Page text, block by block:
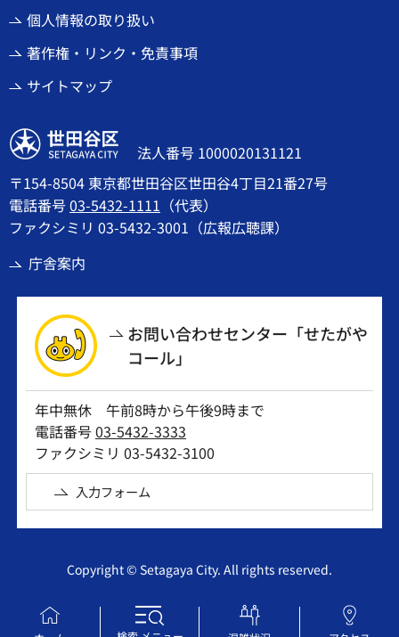
個人情報の取り扱い
著作権・リンク・免責事項
サイトマップ
世田谷区
法人番号 1000020131121
〒154-8504 東京都世田谷区世田谷4丁目21番27号
電話番号03-5432-1111 （代表）
ファクシミリ 03-5432-3001（広報広聴課）
庁舎案内
お問い合わせセンター「せたがや
コール」
年中無休 午前8時から午後9時まで
電話番号03-5432-3333
ファクシミリ 03-5432-3100
入力フォーム
Copyright © Setagaya City. All rights reserved.